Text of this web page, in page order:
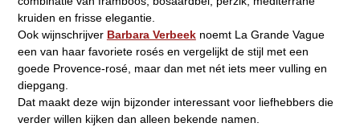
kruiden en frisse elegantie.
Ook wijnschrijver Barbara Verbeek noemt La Grande Vague
een van haar favoriete rosés en vergelijkt de stijl met een
goede Provence-rosé, maar dan met nét iets meer vulling en
diepgang.
Dat maakt deze wijn bijzonder interessant voor liefhebbers die
verder willen kijken dan alleen bekende namen.